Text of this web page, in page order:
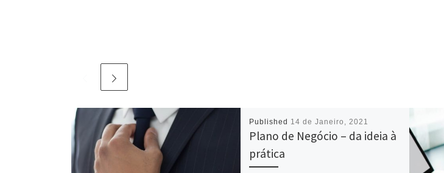
Published 14 de Janeiro, 2021
Plano de Negócio – da ideia à
prática